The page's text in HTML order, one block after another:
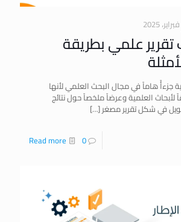
علمي بطريقة
جزءأً هاماً في مجال البحث العلمي لأنها
لأبحاث العلمية وعرضاً ملخصاً حول نتائج
في شكل تقرير مصغر[…]
0
Read more